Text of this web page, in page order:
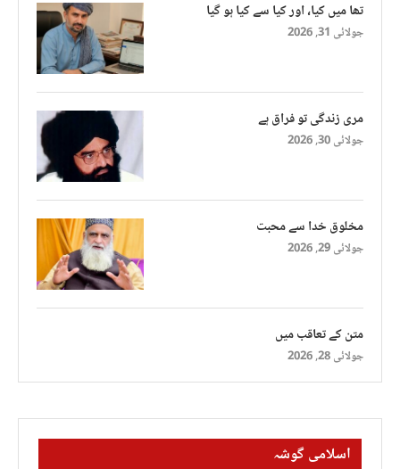
تھا میں کیا، اور کیا سے کیا ہو گیا
جولائی 31, 2026
مری زندگی تو فراق ہے
جولائی 30, 2026
مخلوق خدا سے محبت
جولائی 29, 2026
متن کے تعاقب میں
جولائی 28, 2026
اسلامی گوشہ